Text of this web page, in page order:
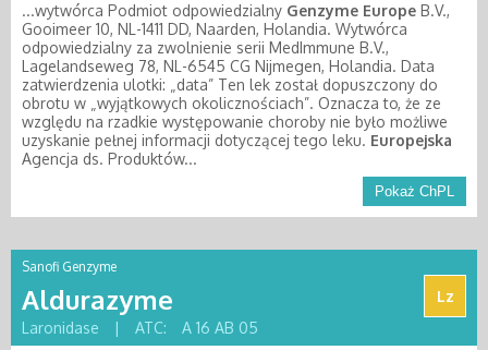
...wytwórca Podmiot odpowiedzialny Genzyme Europe B.V.,
Gooimeer 10, NL-1411 DD, Naarden, Holandia. Wytwórca
odpowiedzialny za zwolnienie serii MedImmune B.V.,
Lagelandseweg 78, NL-6545 CG Nijmegen, Holandia. Data
zatwierdzenia ulotki: „data” Ten lek został dopuszczony do
obrotu w „wyjątkowych okolicznościach”. Oznacza to, że ze
względu na rzadkie występowanie choroby nie było możliwe
uzyskanie pełnej informacji dotyczącej tego leku. Europejska
Agencja ds. Produktów...
Pokaż ChPL
Sanofi Genzyme
Aldurazyme
Lz
Laronidase
| ATC: A 16 AB 05